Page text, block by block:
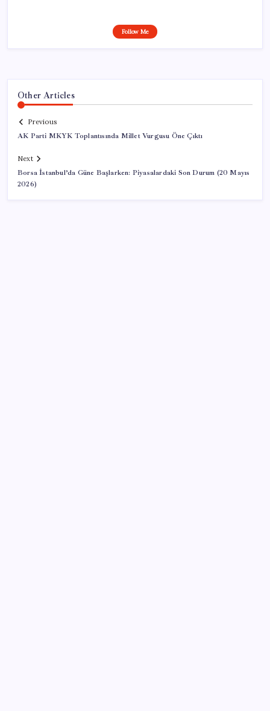
Follow Me
Other Articles
Previous
AK Parti MKYK Toplantısında Millet Vurgusu Öne Çıktı
Next
Borsa İstanbul’da Güne Başlarken: Piyasalardaki Son Durum (20 Mayıs
2026)